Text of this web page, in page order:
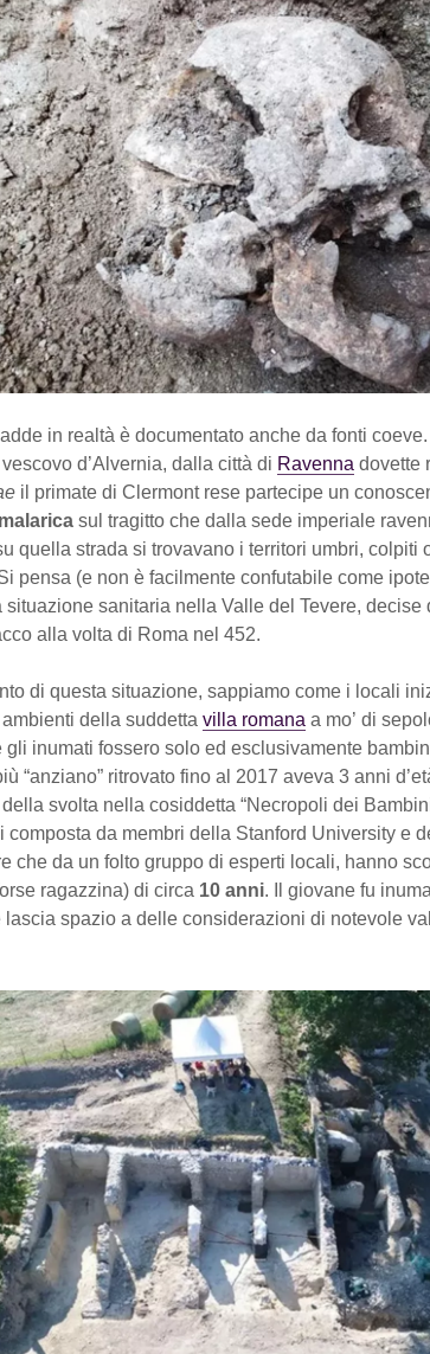
in realtà è documentato anche da fonti
vescovo d’Alvernia, dalla città di Ravenna dovette
il primate di Clermont rese partecipe un
sul tragitto che dalla sede imperiale
quella strada si trovavano i territori umbri, colpiti
pensa (e non è facilmente confutabile come
situazione sanitaria nella Valle del Tevere, decise
alla volta di Roma nel 452.
di questa situazione, sappiamo come i locali
della suddetta villa romana a mo’ di
gli inumati fossero solo ed esclusivamente
“anziano” ritrovato fino al 2017 aveva 3 anni
della svolta nella cosiddetta “Necropoli dei
composta da membri della Stanford University e
che da un folto gruppo di esperti locali, hanno
ragazzina) di circa 10 anni. Il giovane fu
lascia spazio a delle considerazioni di notevole